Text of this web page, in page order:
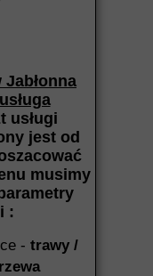
usługi
jest od
musimy
:
- trawy /